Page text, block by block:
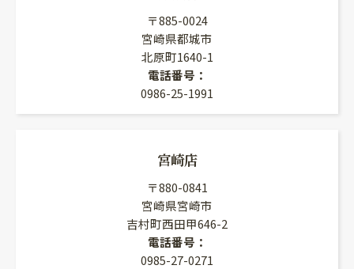
〒885-0024
宮崎県都城市
北原町1640-1
電話番号：
0986-25-1991
宮崎店
〒880-0841
宮崎県宮崎市
吉村町西田甲646-2
電話番号：
0985-27-0271